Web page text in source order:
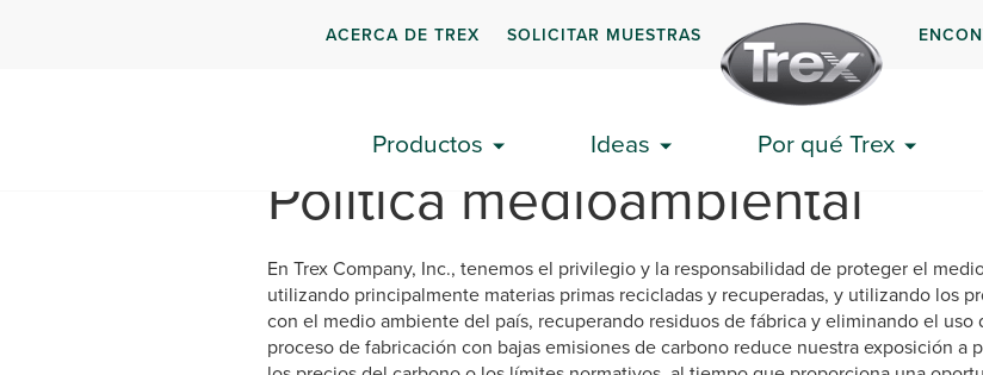
ACERCA DE TREX SOLICITAR MUESTRAS
Productos Ideas Por qué Trex
Política medioambiental
En Trex Company, Inc., tenemos el privilegio y la responsabilidad de proteger el
utilizando principalmente materias primas recicladas y recuperadas, y utilizando los
con el medio ambiente del país, recuperando residuos de fábrica y eliminando el
proceso de fabricación con bajas emisiones de carbono reduce nuestra exposición a